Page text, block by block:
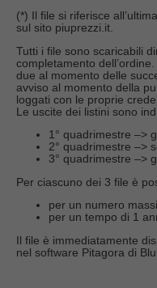
(*) Il file si riferisce
sul sito piuprezzi.it.
Tutti i file sono scaricabili
completamento
due al momento delle
avviso al momento della
loggati con le proprie
Le uscite dei listini sono
1° quadrimestre –>
2° quadrimestre –>
3° quadrimestre –>
Per ciascuno dei 3 file è
per un numero
per un tempo di 1
Il file è immediatamente
nel software Pitagora di